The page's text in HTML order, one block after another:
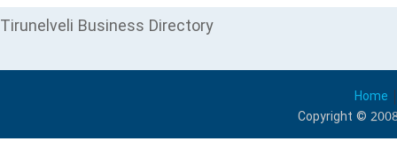
Tirunelveli Business Directory
Home
Copyright ©